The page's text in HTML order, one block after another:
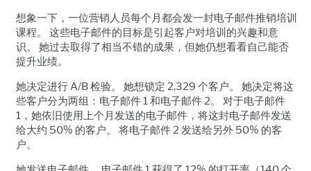
想象一下，一位营销人员每个月都会发一封电子邮件推销培训
课程。
这些电子邮件的目标是引起客户对培训的兴趣和意
识。
她过去取得了相当不错的成果，但她仍想看看自己能否
提升业绩。
她决定进行 A/B检验。 她想锁定 2,329 个客户。
她决定将这
些客户分为两组：电子邮件1 和电子邮件 2。
对于电子邮件
1 ，她依旧使用上个月发送的电子邮件，将这封电子邮件发送
给大约 50% 的客户。 将电子邮件 2 发送给另外 50% 的客
户。